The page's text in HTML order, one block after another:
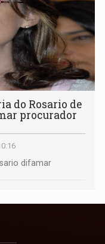
do Rosario de
procurador
difamar